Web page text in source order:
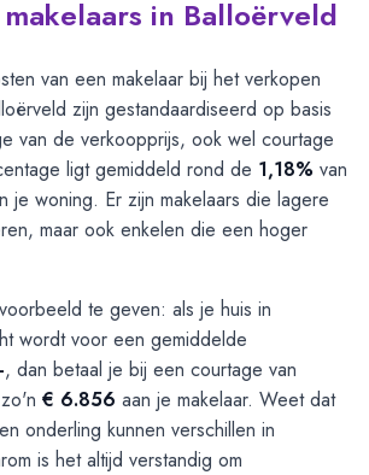
in Balloërveld
van een makelaar bij het verkopen
zijn gestandaardiseerd op basis
van de verkoopprijs, ook wel courtage
ligt gemiddeld rond de 1,18% van
je woning. Er zijn makelaars die lagere
maar ook enkelen die een hoger
te geven: als je huis in
wordt voor een gemiddelde
, dan betaal je bij een courtage van
€ 6.856 aan je makelaar. Weet dat
onderling kunnen verschillen in
is het altijd verstandig om